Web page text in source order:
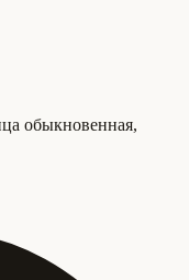
обыкновенная,